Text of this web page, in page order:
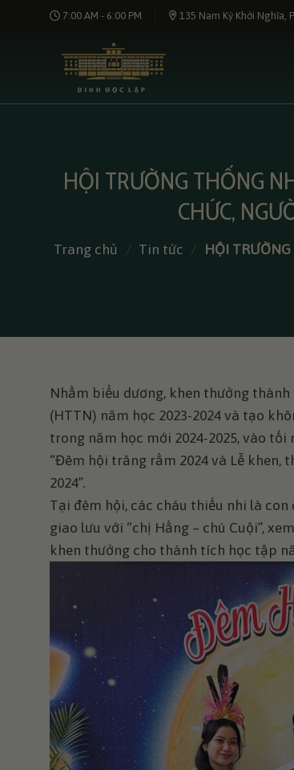
7:00 AM - 6:00 PM 135 Nam Kỳ Khởi Nghĩa,
HỘI TRƯỜNG THỐNG
CHỨC,
Trang chủ / Tin tức / HỘI
Nhằm biểu dương, khen thưởng
(HTTN) năm học 2023-2024 và tạo
trong năm học mới 2024-2025, vào
“Đêm hội trăng rằm 2024 và Lễ khen,
2024”.
Tại đêm hội, các cháu thiếu nhi là
giao lưu với “chị Hằng – chú Cuội”,
khen thưởng cho thành tích học tập